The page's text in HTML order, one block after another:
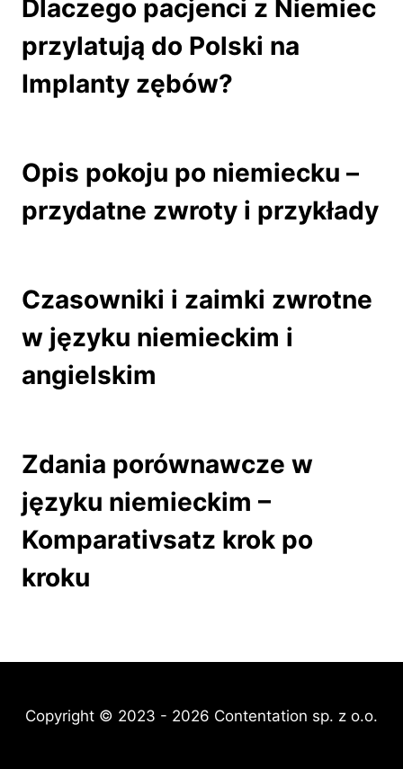
Dlaczego pacjenci z Niemiec
przylatują do Polski na
Implanty zębów?
Opis pokoju po niemiecku –
przydatne zwroty i przykłady
Czasowniki i zaimki zwrotne
w języku niemieckim i
angielskim
Zdania porównawcze w
języku niemieckim –
Komparativsatz krok po
kroku
Copyright © 2023 - 2026 Contentation sp. z o.o.